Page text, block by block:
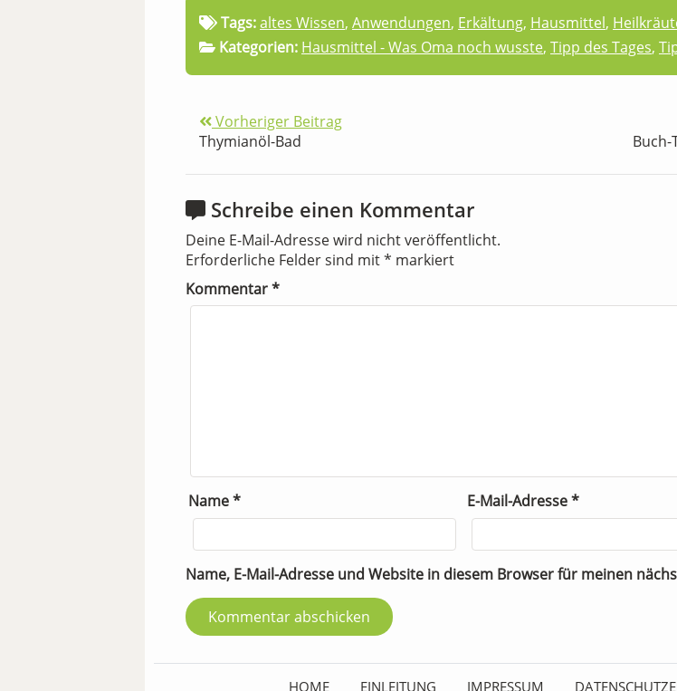
Tags:altes Wissen, Anwendungen, Erkältung, Hausmittel,
Kategorien: Hausmittel - Was Oma noch wusste, Tipp des Tages,
Vorheriger Beitrag
Thymianöl-Bad
Buch-
Schreibe einen Kommentar
Deine E-Mail-Adresse wird nicht veröffentlicht.
Erforderliche Felder sind mit* markiert
Kommentar*
Name* E-Mail-Adresse*
Name, E-Mail-Adresse und Website in diesem Browser für meinen
HOME EINLEITUNG IMPRESSUM